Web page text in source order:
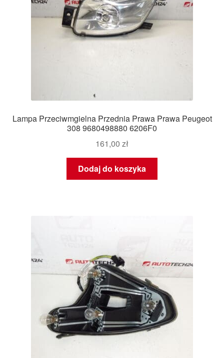
Lampa Przeciwmgielna Przednia Prawa Prawa Peugeot
308 9680498880 6206F0
161,00 zł
Dodaj do koszyka